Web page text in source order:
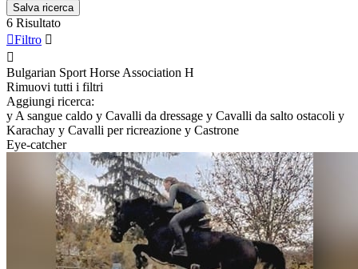
Salva ricerca
6 Risultato
Filtro 

Bulgarian Sport Horse Association H
Rimuovi tutti i filtri
Aggiungi ricerca:
y A sangue caldo y Cavalli da dressage y Cavalli da salto ostacoli y
Karachay y Cavalli per ricreazione y Castrone
Eye-catcher